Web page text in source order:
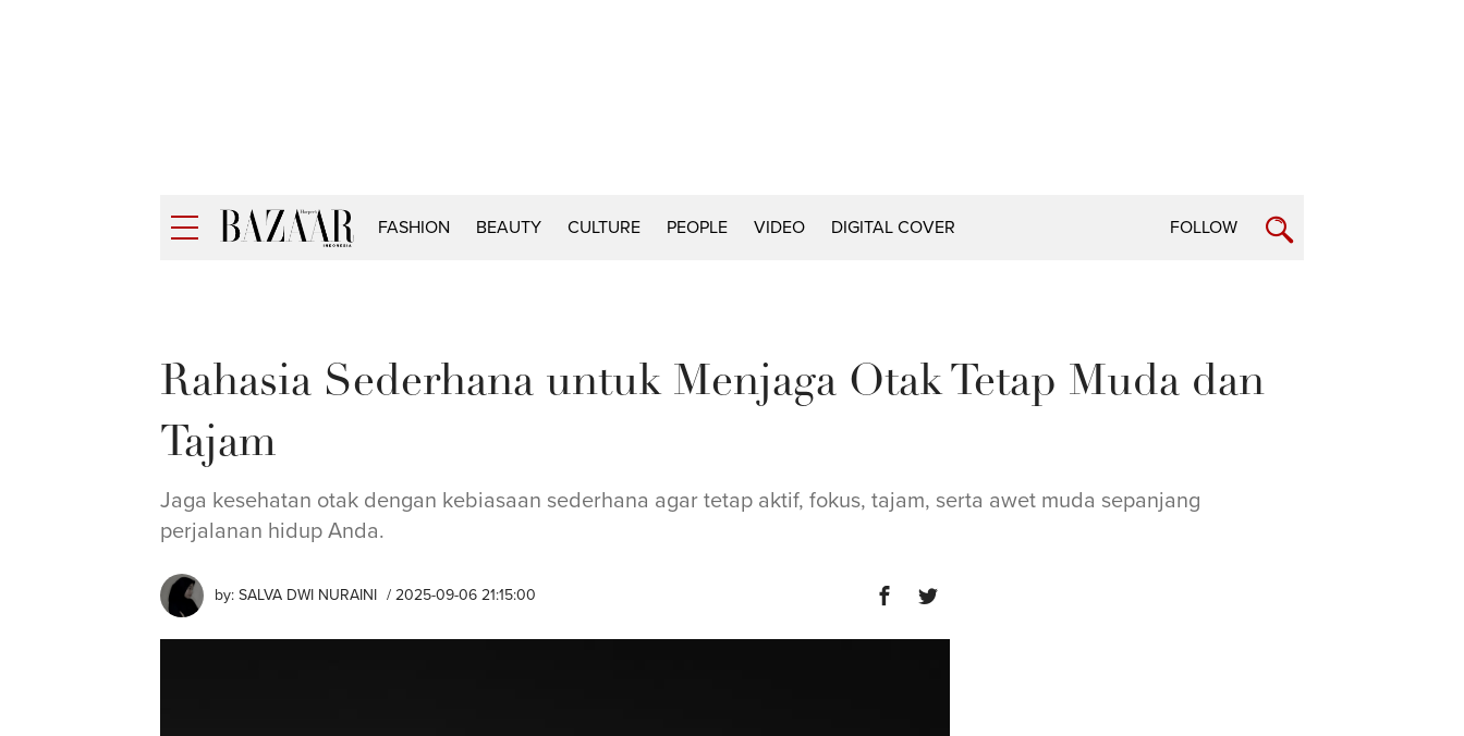
FASHION BEAUTY CULTURE PEOPLE VIDEO DIGITAL COVER FOLLOW
Rahasia Sederhana untuk Menjaga Otak Tetap Muda dan
Tajam
Jaga kesehatan otak dengan kebiasaan sederhana agar tetap aktif, fokus, tajam, serta awet muda sepanjang
perjalanan hidup Anda.
by: ⁠SALVA DWI NURAINI / 2025-09-06 21:15:00